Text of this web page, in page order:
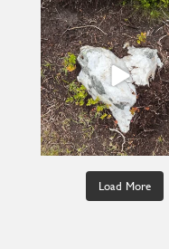
kullanslycka
Jul 9
Load More